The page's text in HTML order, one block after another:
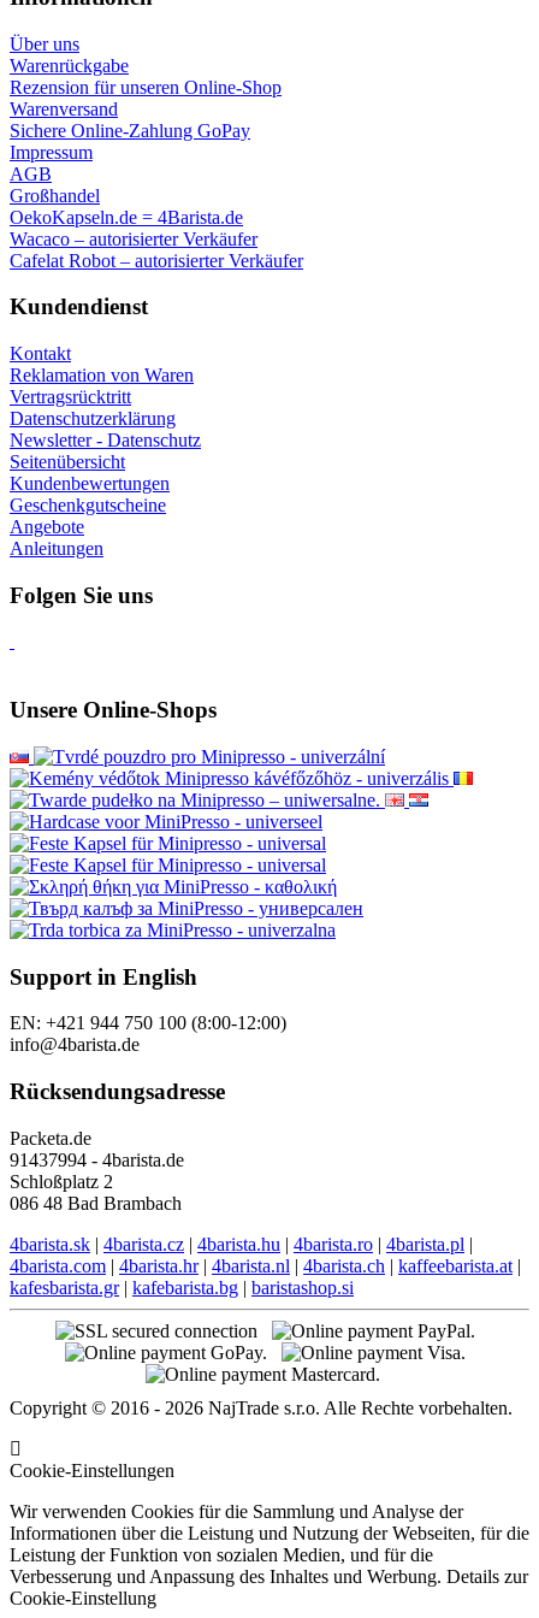
Über uns
Warenrückgabe
Rezension für unseren Online-Shop
Warenversand
Sichere Online-Zahlung GoPay
Impressum
AGB
Großhandel
OekoKapseln.de = 4Barista.de
Wacaco – autorisierter Verkäufer
Cafelat Robot – autorisierter Verkäufer
Kundendienst
Kontakt
Reklamation von Waren
Vertragsrücktritt
Datenschutzerklärung
Newsletter - Datenschutz
Seitenübersicht
Kundenbewertungen
Geschenkgutscheine
Angebote
Anleitungen
Folgen Sie uns
Unsere Online-Shops
Support in English
EN: +421 944 750 100 (8:00-12:00)
info@4barista.de
Rücksendungsadresse
Packeta.de
91437994 - 4barista.de
Schloßplatz 2
086 48 Bad Brambach
4barista.sk | 4barista.cz | 4barista.hu | 4barista.ro | 4barista.pl |
4barista.com | 4barista.hr| 4barista.nl | 4barista.ch | kaffeebarista.at |
kafesbarista.gr| kafebarista.bg | baristashop.si
Copyright © 2016 - 2026 NajTrade s.r.o. Alle Rechte vorbehalten.
Cookie-Einstellungen
Wir verwenden Cookies für die Sammlung und Analyse der
Informationen über die Leistung und Nutzung der Webseiten, für die
Leistung der Funktion von sozialen Medien, und für die
Verbesserung und Anpassung des Inhaltes und Werbung. Details zur
Cookie-Einstellung